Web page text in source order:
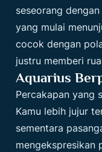
seseorang
yang mulai
cocok dengan
justru memberi
Aquarius
Percakapan yang
Kamu lebih jujur
sementara
mengekspresikan